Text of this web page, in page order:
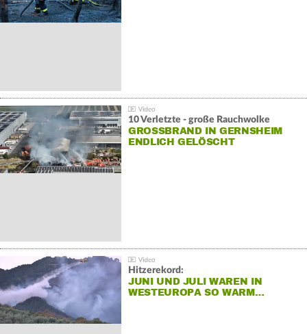
10 Verletzte - große Rauchwolke
GROSSBRAND IN GERNSHEIM E
NDLICH GELÖSCHT
Hitzerekord:
JUNI UND JULI WAREN IN
WESTEUROPA SO WARM…